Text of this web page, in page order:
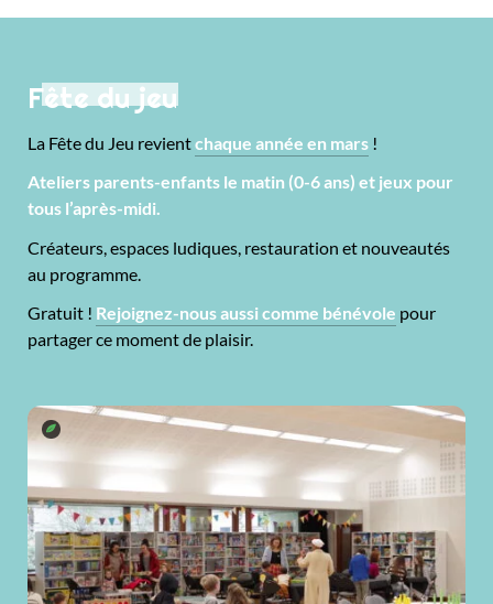
Fête du jeu
La Fête du Jeu revientchaque année en mars !
Ateliers parents-enfants le matin (0-6 ans) et jeux pour
tous l’après-midi.
Créateurs, espaces ludiques, restauration et nouveautés
au programme.
Gratuit ! Rejoignez-nous aussi comme bénévole pour
partager ce moment de plaisir.